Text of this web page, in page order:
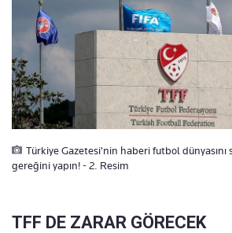
Türkiye Gazetesi'nin haberi futbol dünyasını
gereğini yapın! - 2. Resim
TFF DE ZARAR GÖRECEK